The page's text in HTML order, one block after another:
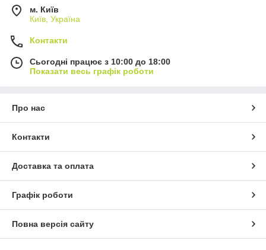
м. Київ
Київ, Україна
Контакти
Сьогодні працює з 10:00 до 18:00
Показати весь графік роботи
Про нас
Контакти
Доставка та оплата
Графік роботи
Повна версія сайту